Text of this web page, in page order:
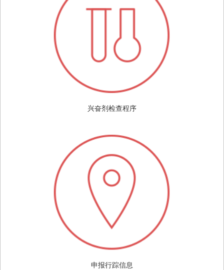
兴奋剂检查程序
申报行踪信息